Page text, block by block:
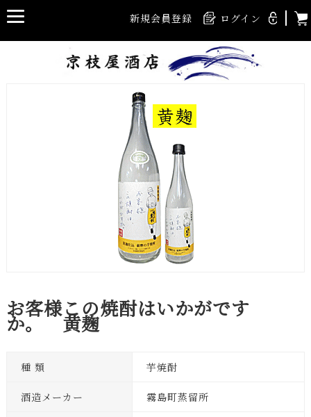
ログイン
新規会員登録
お客様この焼酎はいかがです
か。 黄麹
種 類 芋焼酎
酒造メーカー 霧島町蒸留所